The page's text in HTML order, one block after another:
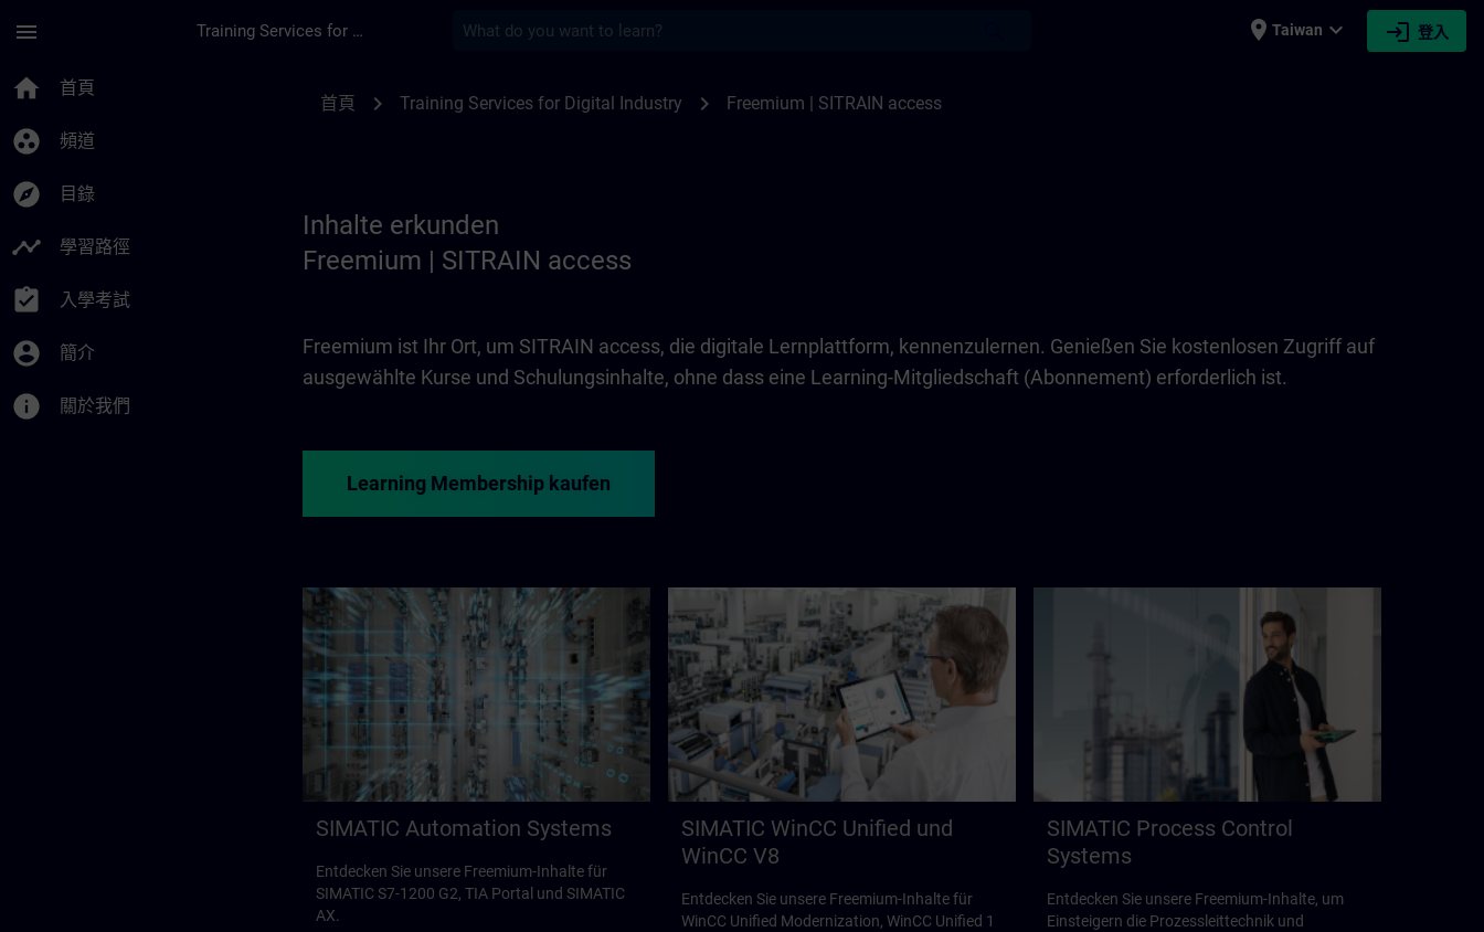
menu Training Services for Digital Industries place Taiwan expand_more login 登入
home 首頁
group_work 頻道
explore 目錄
timeline 學習路徑
assignment_turned_in 入學考試
account_circle 簡介
info 關於我們
首頁 chevron_right Training Services for Digital Industry chevron_right Freemium | SITRAIN access
Inhalte erkunden
Freemium | SITRAIN access
Freemium ist Ihr Ort, um SITRAIN access, die digitale Lernplattform, kennenzulernen. Genießen Sie kostenlosen Zugriff auf
ausgewählte Kurse und Schulungsinhalte, ohne dass eine Learning-Mitgliedschaft (Abonnement) erforderlich ist.
Learning Membership kaufen
SIMATIC Automation Systems
Entdecken Sie unsere Freemium-Inhalte für
SIMATIC S7-1200 G2, TIA Portal und SIMATIC
AX.
SIMATIC WinCC Unified und
WinCC V8
Entdecken Sie unsere Freemium-Inhalte für
WinCC Unified Modernization, WinCC Unified 1
SIMATIC Process Control
Systems
Entdecken Sie unsere Freemium-Inhalte, um
Einsteigern die Prozessleittechnik und